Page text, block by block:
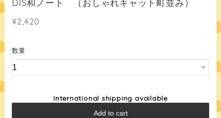
DIS和ノート （おしゃれキャット町並み）
¥2,420
数量
International shipping available
Add to cart